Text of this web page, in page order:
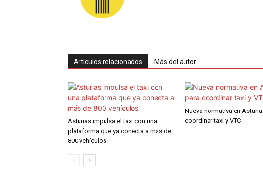
Artículos relacionados Más del autor
Asturias impulsa el taxi con una
plataforma que ya conecta a más de
800 vehículos
Nueva normativa en
coordinar taxi y VTC